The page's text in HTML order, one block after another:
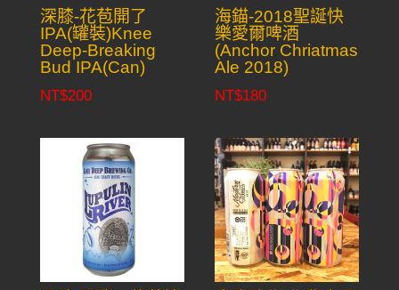
深膝-花苞開了
IPA(罐裝)Knee
Deep-Breaking
Bud IPA(Can)
NT$200
海錨-2018聖誕快
樂愛爾啤酒
(Anchor Chriatmas
Ale 2018)
NT$180